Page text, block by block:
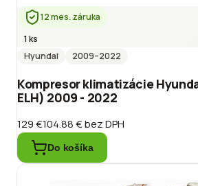
12 mes. záruka
1 ks
Hyundai
2009–2022
Kompresor klimatizácie
ELH) 2009 - 2022
129 €104.88 €bez DPH
Do košíka